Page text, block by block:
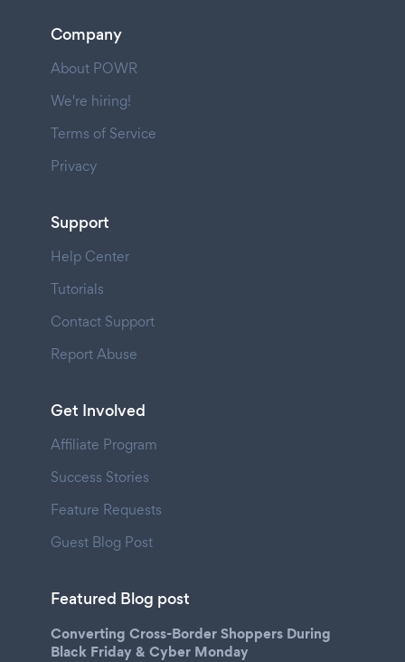
Company
About POWR
We're hiring!
Terms of Service
Privacy
Support
Help Center
Tutorials
Contact Support
Report Abuse
Get Involved
Affiliate Program
Success Stories
Feature Requests
Guest Blog Post
Featured Blog post
Converting Cross-Border Shoppers During
Black Friday & Cyber Monday